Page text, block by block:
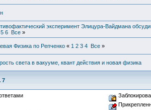
эксперимент Элицура-Вайдмана
5 6 Все»
Физика по Репченко « 1 2 3 4 Все»
света в вакууме, квант действия и новая физика
7